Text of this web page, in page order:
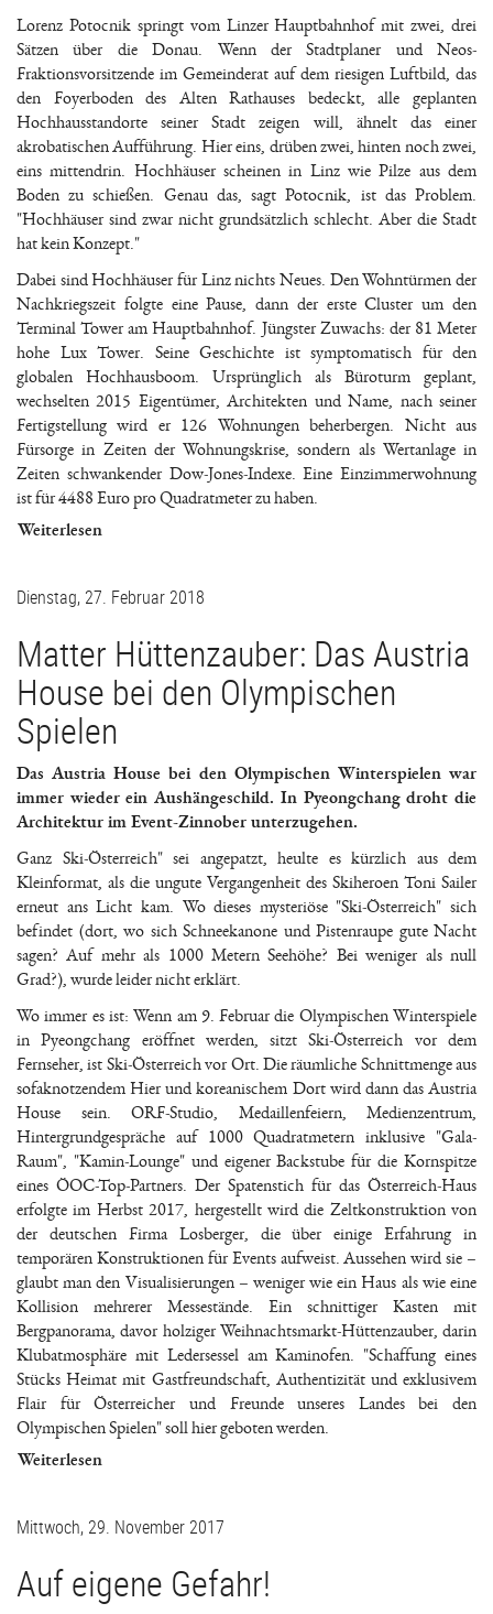
Lorenz Potocnik springt vom Linzer Hauptbahnhof mit zwei, drei
Sätzen über die Donau. Wenn der Stadtplaner und Neos-
Fraktionsvorsitzende im Gemeinderat auf dem riesigen Luftbild, das
den Foyerboden des Alten Rathauses bedeckt, alle geplanten
Hochhausstandorte seiner Stadt zeigen will, ähnelt das einer
akrobatischen Aufführung. Hier eins, drüben zwei, hinten noch zwei,
eins mittendrin. Hochhäuser scheinen in Linz wie Pilze aus dem
Boden zu schießen. Genau das, sagt Potocnik, ist das Problem.
"Hochhäuser sind zwar nicht grundsätzlich schlecht. Aber die Stadt
hat kein Konzept."
Dabei sind Hochhäuser für Linz nichts Neues. Den Wohntürmen der
Nachkriegszeit folgte eine Pause, dann der erste Cluster um den
Terminal Tower am Hauptbahnhof. Jüngster Zuwachs: der 81 Meter
hohe Lux Tower. Seine Geschichte ist symptomatisch für den
globalen Hochhausboom. Ursprünglich als Büroturm geplant,
wechselten 2015 Eigentümer, Architekten und Name, nach seiner
Fertigstellung wird er 126 Wohnungen beherbergen. Nicht aus
Fürsorge in Zeiten der Wohnungskrise, sondern als Wertanlage in
Zeiten schwankender Dow-Jones-Indexe. Eine Einzimmerwohnung
ist für 4488 Euro pro Quadratmeter zu haben.
Weiterlesen
Dienstag, 27. Februar 2018
Matter Hüttenzauber: Das Austria
House bei den Olympischen
Spielen
Das Austria House bei den Olympischen Winterspielen war
immer wieder ein Aushängeschild. In Pyeongchang droht die
Architektur im Event-Zinnober unterzugehen.
Ganz Ski-Österreich" sei angepatzt, heulte es kürzlich aus dem
Kleinformat, als die ungute Vergangenheit des Skiheroen Toni Sailer
erneut ans Licht kam. Wo dieses mysteriöse "Ski-Österreich" sich
befindet (dort, wo sich Schneekanone und Pistenraupe gute Nacht
sagen? Auf mehr als 1000 Metern Seehöhe? Bei weniger als null
Grad?), wurde leider nicht erklärt.
Wo immer es ist: Wenn am 9. Februar die Olympischen Winterspiele
in Pyeongchang eröffnet werden, sitzt Ski-Österreich vor dem
Fernseher, ist Ski-Österreich vor Ort. Die räumliche Schnittmenge aus
sofaknotzendem Hier und koreanischem Dort wird dann das Austria
House sein. ORF-Studio, Medaillenfeiern, Medienzentrum,
Hintergrundgespräche auf 1000 Quadratmetern inklusive "Gala-
Raum", "Kamin-Lounge" und eigener Backstube für die Kornspitze
eines ÖOC-Top-Partners. Der Spatenstich für das Österreich-Haus
erfolgte im Herbst 2017, hergestellt wird die Zeltkonstruktion von
der deutschen Firma Losberger, die über einige Erfahrung in
temporären Konstruktionen für Events aufweist. Aussehen wird sie –
glaubt man den Visualisierungen – weniger wie ein Haus als wie eine
Kollision mehrerer Messestände. Ein schnittiger Kasten mit
Bergpanorama, davor holziger Weihnachtsmarkt-Hüttenzauber, darin
Klubatmosphäre mit Ledersessel am Kaminofen. "Schaffung eines
Stücks Heimat mit Gastfreundschaft, Authentizität und exklusivem
Flair für Österreicher und Freunde unseres Landes bei den
Olympischen Spielen" soll hier geboten werden.
Weiterlesen
Mittwoch, 29. November 2017
Auf eigene Gefahr!